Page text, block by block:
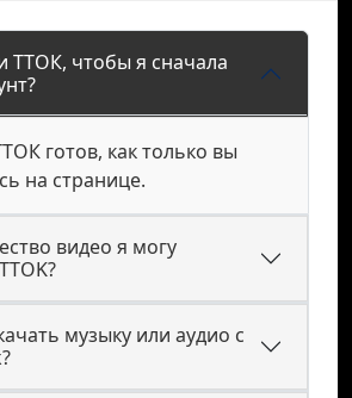
ТТОК, чтобы я сначала
готов, как только вы
на странице.
видео я могу
музыку или аудио с